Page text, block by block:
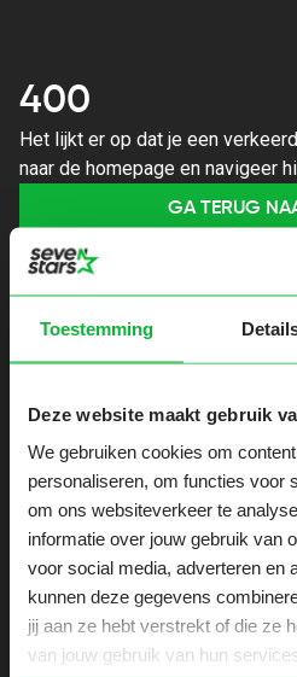
Toestemming
Deze website maakt gebruik
We gebruiken cookies om
personaliseren, om functies voor
om ons websiteverkeer te
informatie over jouw gebruik van
voor social media, adverteren en
kunnen deze gegevens
jij aan ze hebt verstrekt of die ze
van jouw gebruik van hun
400
Het lijkt er op dat je een
naar de homepage en navigeer
GA TERUG